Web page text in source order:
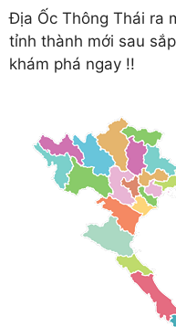
Địa Ốc Thông Thái ra
tỉnh thành mới sau
khám phá ngay !!